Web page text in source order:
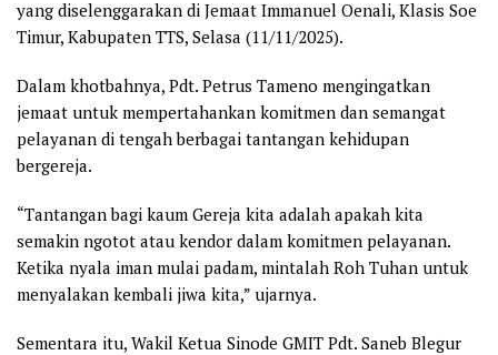
yang diselenggarakan di Jemaat Immanuel Oenali, Klasis Soe
Timur, Kabupaten TTS, Selasa (11/11/2025).
Dalam khotbahnya, Pdt. Petrus Tameno mengingatkan
jemaat untuk mempertahankan komitmen dan semangat
pelayanan di tengah berbagai tantangan kehidupan
bergereja.
“Tantangan bagi kaum Gereja kita adalah apakah kita
semakin ngotot atau kendor dalam komitmen pelayanan.
Ketika nyala iman mulai padam, mintalah Roh Tuhan untuk
menyalakan kembali jiwa kita,” ujarnya.
Sementara itu, Wakil Ketua Sinode GMIT Pdt. Saneb Blegur